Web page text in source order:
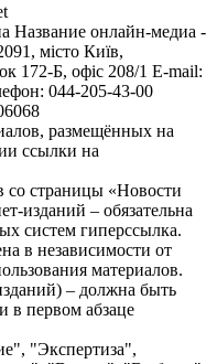
Название онлайн-медиа -
місто Київ,
Б, офіс 208/1 E-mail:
044-205-43-00
размещённых на
ссылки на
со страницы «Новости
изданий – обязательна
систем гиперссылка.
в независимости от
материалов.
– должна быть
в первом абзаце
"Экспертиза",